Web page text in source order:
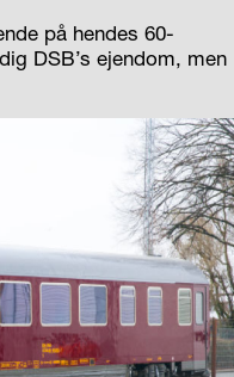
på hendes 60-
DSB’s ejendom, men